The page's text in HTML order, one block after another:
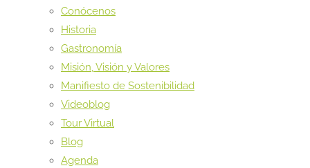
Conócenos
Historia
Gastronomía
Misión, Visión y Valores
Manifiesto de Sostenibilidad
Videoblog
Tour Virtual
Blog
Agenda